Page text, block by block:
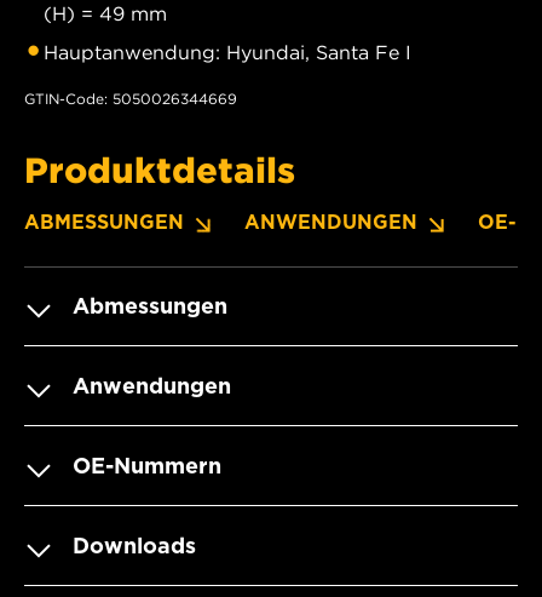
(H) = 49 mm
Hauptanwendung: Hyundai, Santa Fe I
GTIN-Code: 5050026344669
Produktdetails
ABMESSUNGEN ANWENDUNGEN OE-
Abmessungen
Anwendungen
OE-Nummern
Downloads